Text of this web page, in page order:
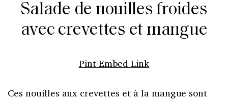
Salade de nouilles froides
avec crevettes et mangue
Pint Embed Link
Ces nouilles aux crevettes et à la mangue sont